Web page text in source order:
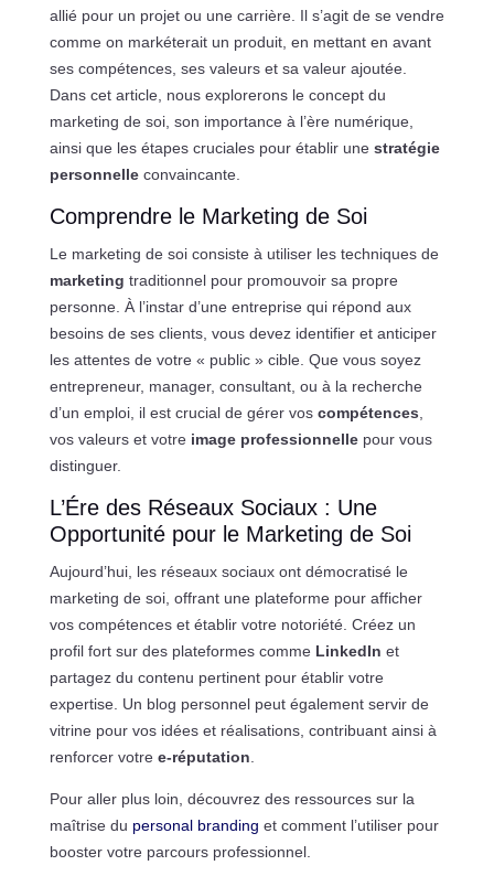
allié pour un projet ou une carrière. Il s’agit de se vendre
comme on markéterait un produit, en mettant en avant
ses compétences, ses valeurs et sa valeur ajoutée.
Dans cet article, nous explorerons le concept du
marketing de soi, son importance à l’ère numérique,
ainsi que les étapes cruciales pour établir une stratégie
personnelleconvaincante.
Comprendre le Marketing de Soi
Le marketing de soi consiste à utiliser les techniques de
marketing traditionnel pour promouvoir sa propre
personne. À l’instar d’une entreprise qui répond aux
besoins de ses clients, vous devez identifier et anticiper
les attentes de votre « public » cible. Que vous soyez
entrepreneur, manager, consultant, ou à la recherche
d’un emploi, il est crucial de gérer vos compétences,
vos valeurs et votre image professionnellepour vous
distinguer.
L’Ére des Réseaux Sociaux : Une
Opportunité pour le Marketing de Soi
Aujourd’hui, les réseaux sociaux ont démocratisé le
marketing de soi, offrant une plateforme pour afficher
vos compétences et établir votre notoriété. Créez un
profil fort sur des plateformes comme LinkedIn et
partagez du contenu pertinent pour établir votre
expertise. Un blog personnel peut également servir de
vitrine pour vos idées et réalisations, contribuant ainsi à
renforcer votre e-réputation.
Pour aller plus loin, découvrez des ressources sur la
maîtrise du personal branding et comment l’utiliser pour
booster votre parcours professionnel.